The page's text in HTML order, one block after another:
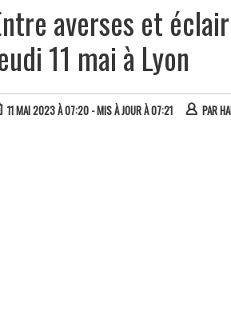
averses et
11 mai à Lyon
11 MAI 2023 À 07:20 - MIS À JOUR À 07:21 PAR